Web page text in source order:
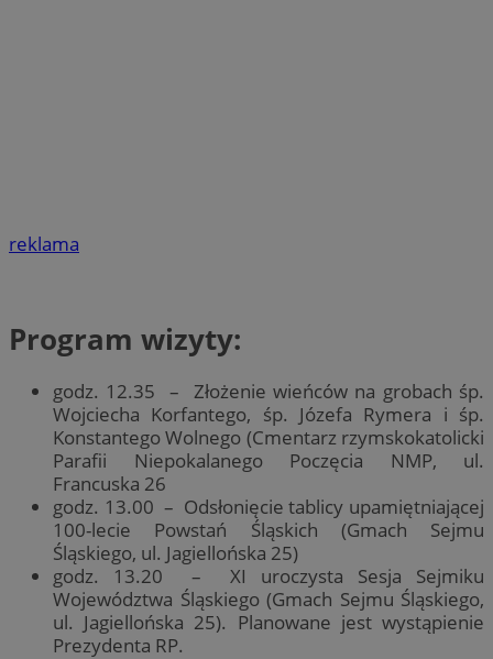
reklama
Program wizyty:
godz. 12.35 – Złożenie wieńców na grobach śp.
Wojciecha Korfantego, śp. Józefa Rymera i śp.
Konstantego Wolnego (Cmentarz rzymskokatolicki
Parafii Niepokalanego Poczęcia NMP, ul.
Francuska 26
godz. 13.00 – Odsłonięcie tablicy upamiętniającej
100-lecie Powstań Śląskich (Gmach Sejmu
Śląskiego, ul. Jagiellońska 25)
godz. 13.20 – XI uroczysta Sesja Sejmiku
Województwa Śląskiego (Gmach Sejmu Śląskiego,
ul. Jagiellońska 25). Planowane jest wystąpienie
Prezydenta RP.